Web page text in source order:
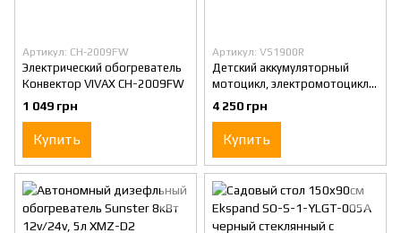
Артикул: CH-2009FW
Электрический обогреватель
Конвектор VIVAX CH-2009FW
1 049 грн
Купить
Артикул: VS1900R
Детский аккумуляторный
мотоцикл, электромотоцикл
VOLSO VS1900R красный 12V
4 250 грн
Купить